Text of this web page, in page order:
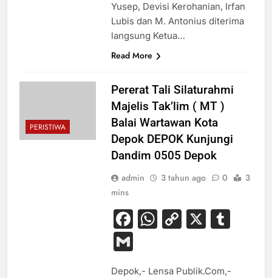
Yusep, Devisi Kerohanian, Irfan
Lubis dan M. Antonius diterima
langsung Ketua…
Read More
PERISTIWA
Pererat Tali Silaturahmi
Majelis Tak’lim ( MT )
Balai Wartawan Kota
Depok DEPOK Kunjungi
Dandim 0505 Depok
admin 3 tahun ago 0
3
mins
Facebook
WhatsApp
Copy
X
Gmail
Depok,- Lensa Publik.Com,-